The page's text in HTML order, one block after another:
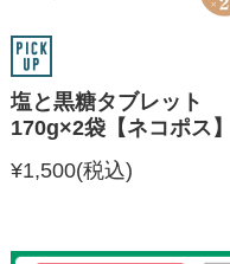
塩と黒糖タブレット
170g×2袋【ネコポス】
¥1,500(税込)